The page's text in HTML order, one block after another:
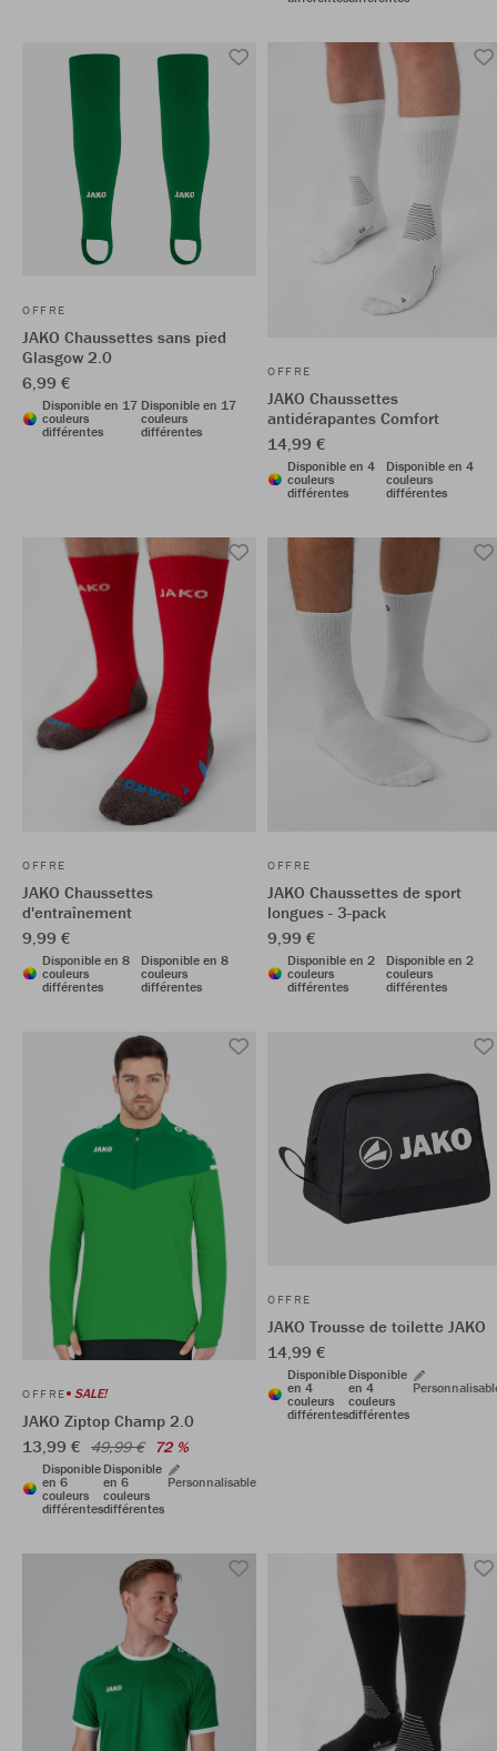
OFFRE
JAKO Chaussettes sans pied
Glasgow 2.0
6,99 €
Disponible en 17
couleurs
différentes
Disponible en 17
couleurs
différentes
OFFRE
JAKO Chaussettes
antidérapantes Comfort
14,99 €
Disponible en 4
couleurs
différentes
Disponible en 4
couleurs
différentes
OFFRE
JAKO Chaussettes
d'entraînement
9,99 €
Disponible en 8
couleurs
différentes
Disponible en 8
couleurs
différentes
OFFRE
JAKO Chaussettes de sport
longues - 3-pack
9,99 €
Disponible en 2
couleurs
différentes
Disponible en 2
couleurs
différentes
OFFRE SALE!
JAKO Ziptop Champ 2.0
13,99 € 49,99 € 72 %
Disponible
en 6
couleurs
différentes
Disponible
en 6
couleurs
différentes
Personnalisable
OFFRE
JAKO Trousse de toilette JAKO
14,99 €
Disponible
en 4
couleurs
différentes
Disponible
en 4
couleurs
différentes